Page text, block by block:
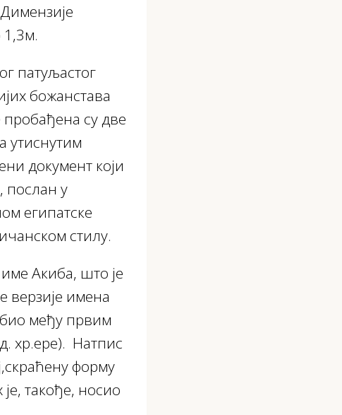
1,3м.
патуљастог
божанстава
су две
утиснутим
документ који
послан у
египатске
стилу.
Акиба, што је
верзије имена
био међу првим
хр.ере). Натпис
форму
такође, носио